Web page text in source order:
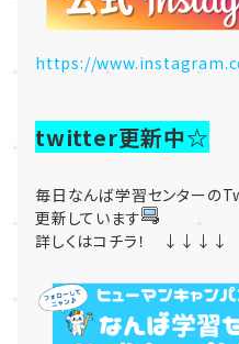
https://
twitter更新中☆
毎日なんば学習センターの
更新しています
詳しくはコチラ！ ↓↓↓↓